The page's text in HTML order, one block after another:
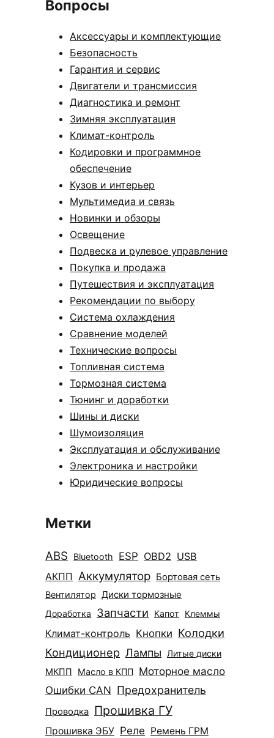
Вопросы
Аксессуары и комплектующие
Безопасность
Гарантия и сервис
Двигатели и трансмиссия
Диагностика и ремонт
Зимняя эксплуатация
Климат-контроль
Кодировки и программное
обеспечение
Кузов и интерьер
Мультимедиа и связь
Новинки и обзоры
Освещение
Подвеска и рулевое управление
Покупка и продажа
Путешествия и эксплуатация
Рекомендации по выбору
Система охлаждения
Сравнение моделей
Технические вопросы
Топливная система
Тормозная система
Тюнинг и доработки
Шины и диски
Шумоизоляция
Эксплуатация и обслуживание
Электроника и настройки
Юридические вопросы
Метки
ABS Bluetooth ESP OBD2 USB
АКПП Аккумулятор Бортовая сеть
Вентилятор Диски тормозные
Доработка Запчасти Капот Клеммы
Климат-контроль Кнопки Колодки
Кондиционер Лампы Литые диски
МКПП Масло в КПП
Моторное масло
Ошибки CAN Предохранитель
Проводка Прошивка ГУ
Прошивка ЭБУ Реле Ремень ГРМ